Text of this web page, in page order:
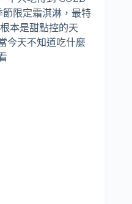
節限定霜淇淋，最特
本是甜點控的天
今天不知道吃什麼